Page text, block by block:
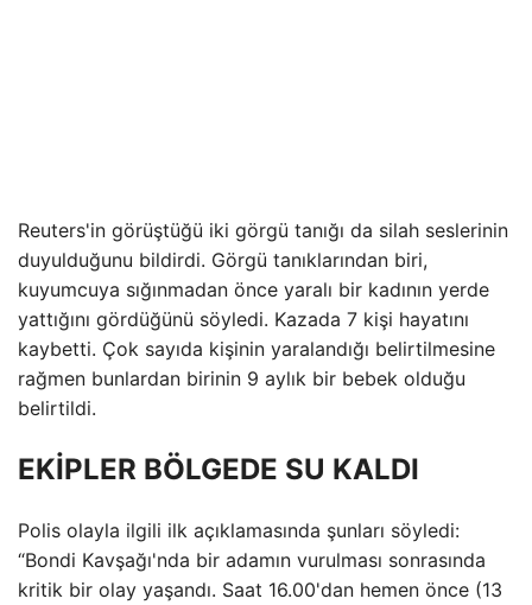
Reuters'in görüştüğü iki görgü tanığı da silah seslerinin
duyulduğunu bildirdi. Görgü tanıklarından biri,
kuyumcuya sığınmadan önce yaralı bir kadının yerde
yattığını gördüğünü söyledi. Kazada 7 kişi hayatını
kaybetti. Çok sayıda kişinin yaralandığı belirtilmesine
rağmen bunlardan birinin 9 aylık bir bebek olduğu
belirtildi.
EKİPLER BÖLGEDE SU KALDI
Polis olayla ilgili ilk açıklamasında şunları söyledi:
“Bondi Kavşağı'nda bir adamın vurulması sonrasında
kritik bir olay yaşandı. Saat 16.00'dan hemen önce (13